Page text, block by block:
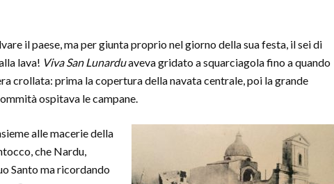
il paese, ma per giunta proprio nel giorno della sua festa, il sei di
lava! Viva San Lunarduaveva gridato a squarciagola fino a quando
crollata: prima la copertura della navata centrale, poi la grande
ospitava le campane.
alle macerie della
che Nardu,
Santo ma ricordando